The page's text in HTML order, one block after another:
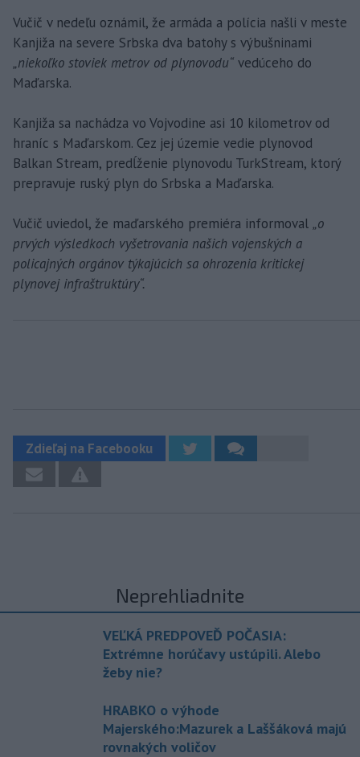
Vučič v nedeľu oznámil, že armáda a polícia našli v meste
Kanjiža na severe Srbska dva batohy s výbušninami
„niekoľko stoviek metrov od plynovodu“ vedúceho do
Maďarska.
Kanjiža sa nachádza vo Vojvodine asi 10 kilometrov od
hraníc s Maďarskom. Cez jej územie vedie plynovod
Balkan Stream, predĺženie plynovodu TurkStream, ktorý
prepravuje ruský plyn do Srbska a Maďarska.
Vučič uviedol, že maďarského premiéra informoval „o
prvých výsledkoch vyšetrovania našich vojenských a
policajných orgánov týkajúcich sa ohrozenia kritickej
plynovej infraštruktúry“.
Zdieľaj na Facebooku
Neprehliadnite
VEĽKÁ PREDPOVEĎ POČASIA:
Extrémne horúčavy ustúpili. Alebo
žeby nie?
HRABKO o výhode
Majerského:Mazurek a Laššáková majú
rovnakých voličov